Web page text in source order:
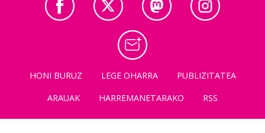
HONI BURUZ LEGE OHARRA
PUBLIZITATEA
ARAUAK
HARREMANETARAKO RSS